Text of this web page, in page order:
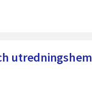
utredningshem